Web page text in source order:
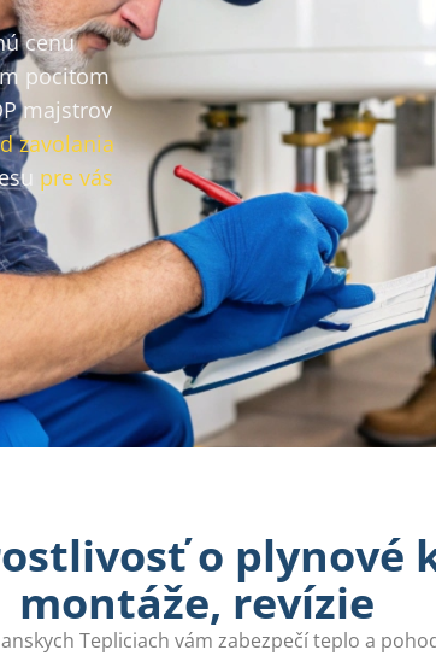
cenu
pocitom
majstrov
zavolania
pre vás
o plynové
montáže, revízie
Tepliciach vám zabezpečí teplo a